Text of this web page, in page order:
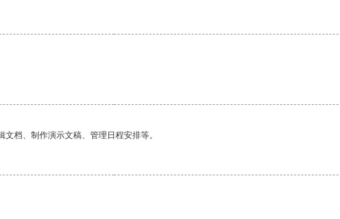
档、制作演示文稿、管理日程安排等。